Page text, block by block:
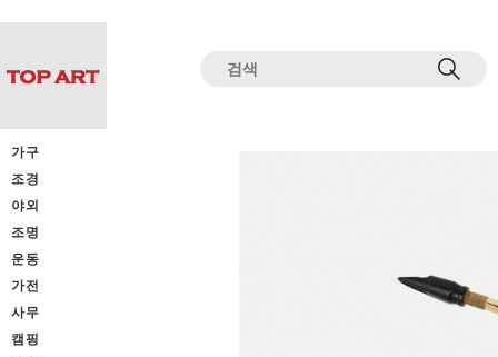
가구
조경
야외
조명
운동
가전
사무
캠핑